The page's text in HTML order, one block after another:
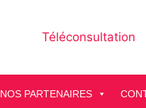
Téléconsultation
NOS PARTENAIRES